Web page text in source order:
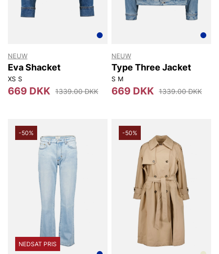
NEUW
Eva Shacket
XS S
669 DKK 1339.00 DKK
NEUW
Type Three Jacket
S M
669 DKK 1339.00 DKK
-50%
NEDSAT PRIS
-50%